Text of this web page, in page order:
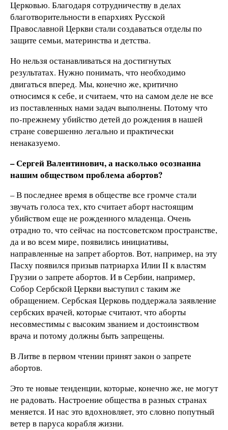
Церковью. Благодаря сотрудничеству в делах
благотворительности в епархиях Русской
Православной Церкви стали создаваться отделы по
защите семьи, материнства и детства.
Но нельзя останавливаться на достигнутых
результатах. Нужно понимать, что необходимо
двигаться вперед. Мы, конечно же, критично
относимся к себе, и считаем, что на самом деле не все
из поставленных нами задач выполнены. Потому что
по-прежнему убийство детей до рождения в нашей
стране совершенно легально и практически
ненаказуемо.
– Сергей Валентинович, а насколько осознанна
нашим обществом проблема абортов?
– В последнее время в обществе все громче стали
звучать голоса тех, кто считает аборт настоящим
убийством еще не рожденного младенца. Очень
отрадно то, что сейчас на постсоветском пространстве,
да и во всем мире, появились инициативы,
направленные на запрет абортов. Вот, например, на эту
Пасху появился призыв патриарха Илии II к властям
Грузии о запрете абортов. И в Сербии, например,
Собор Сербской Церкви выступил с таким же
обращением. Сербская Церковь поддержала заявление
сербских врачей, которые считают, что аборты
несовместимы с высоким званием и достоинством
врача и потому должны быть запрещены.
В Литве в первом чтении принят закон о запрете
абортов.
Это те новые тенденции, которые, конечно же, не могут
не радовать. Настроение общества в разных странах
меняется. И нас это вдохновляет, это словно попутный
ветер в паруса корабля жизни.